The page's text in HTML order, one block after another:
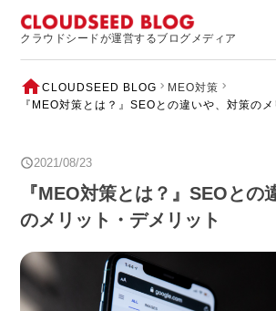
クラウドシードが運営するブログメディア
CLOUDSEED BLOG
MEO対策
『MEO対策とは？』SEOとの違いや、対策の
2021/08/23
『MEO対策とは？』SEOとの
のメリット・デメリット